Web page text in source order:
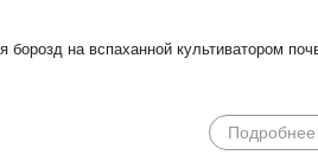
на вспаханной культиватором
Подробнее